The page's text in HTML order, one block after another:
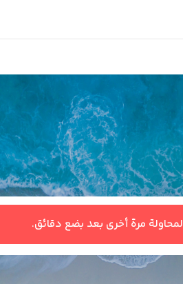
مرة أخرى بعد بضع دقائق.